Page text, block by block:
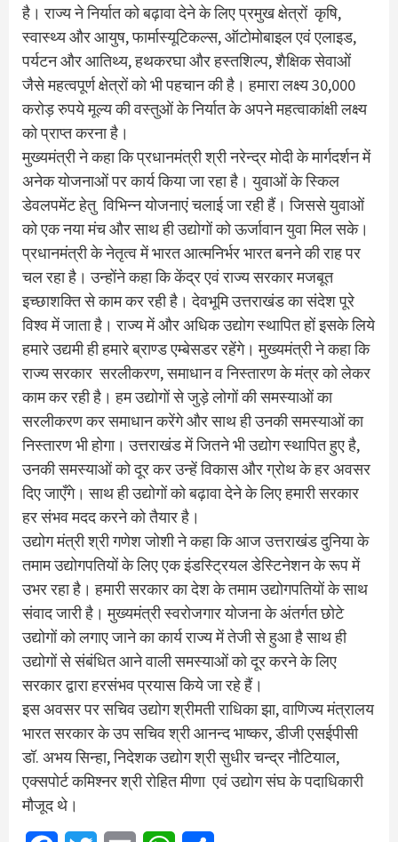
है। राज्य ने निर्यात को बढ़ावा देने के लिए प्रमुख क्षेत्रों कृषि,
स्वास्थ्य और आयुष, फार्मास्यूटिकल्स, ऑटोमोबाइल एवं एलाइड,
पर्यटन और आतिथ्य, हथकरघा और हस्तशिल्प, शैक्षिक सेवाओं
जैसे महत्वपूर्ण क्षेत्रों को भी पहचान की है। हमारा लक्ष्य 30,000
करोड़ रुपये मूल्य की वस्तुओं के निर्यात के अपने महत्वाकांक्षी लक्ष्य
को प्राप्त करना है।
मुख्यमंत्री ने कहा कि प्रधानमंत्री श्री नरेन्द्र मोदी के मार्गदर्शन में
अनेक योजनाओं पर कार्य किया जा रहा है। युवाओं के स्किल
डेवलपमेंट हेतु विभिन्न योजनाएं चलाई जा रही हैं। जिससे युवाओं
को एक नया मंच और साथ ही उद्योगों को ऊर्जावान युवा मिल सके।
प्रधानमंत्री के नेतृत्व में भारत आत्मनिर्भर भारत बनने की राह पर
चल रहा है। उन्होंने कहा कि केंद्र एवं राज्य सरकार मजबूत
इच्छाशक्ति से काम कर रही है। देवभूमि उत्तराखंड का संदेश पूरे
विश्व में जाता है। राज्य में और अधिक उद्योग स्थापित हों इसके लिये
हमारे उद्यमी ही हमारे ब्राण्ड एम्बेसडर रहेंगे। मुख्यमंत्री ने कहा कि
राज्य सरकार सरलीकरण, समाधान व निस्तारण के मंत्र को लेकर
काम कर रही है। हम उद्योगों से जुड़े लोगों की समस्याओं का
सरलीकरण कर समाधान करेंगे और साथ ही उनकी समस्याओं का
निस्तारण भी होगा। उत्तराखंड में जितने भी उद्योग स्थापित हुए है,
उनकी समस्याओं को दूर कर उन्हें विकास और ग्रोथ के हर अवसर
दिए जाएँगे। साथ ही उद्योगों को बढ़ावा देने के लिए हमारी सरकार
हर संभव मदद करने को तैयार है।
उद्योग मंत्री श्री गणेश जोशी ने कहा कि आज उत्तराखंड दुनिया के
तमाम उद्योगपतियों के लिए एक इंडस्ट्रियल डेस्टिनेशन के रूप में
उभर रहा है। हमारी सरकार का देश के तमाम उद्योगपतियों के साथ
संवाद जारी है। मुख्यमंत्री स्वरोजगार योजना के अंतर्गत छोटे
उद्योगों को लगाए जाने का कार्य राज्य में तेजी से हुआ है साथ ही
उद्योगों से संबंधित आने वाली समस्याओं को दूर करने के लिए
सरकार द्वारा हरसंभव प्रयास किये जा रहे हैं।
इस अवसर पर सचिव उद्योग श्रीमती राधिका झा, वाणिज्य मंत्रालय
भारत सरकार के उप सचिव श्री आनन्द भाष्कर, डीजी एसईपीसी
डॉ. अभय सिन्हा, निदेशक उद्योग श्री सुधीर चन्द्र नौटियाल,
एक्सपोर्ट कमिश्नर श्री रोहित मीणा एवं उद्योग संघ के पदाधिकारी
मौजूद थे।